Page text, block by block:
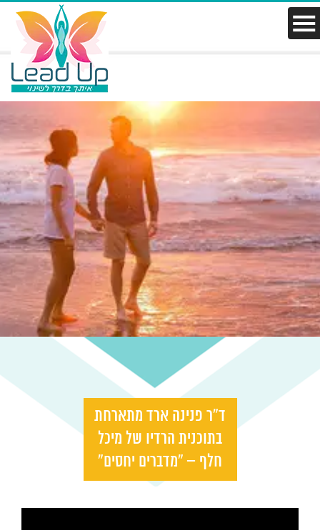
ד”ר פנינה ארד מתארחת
בתוכנית הרדיו של מיכל
חלף – “מדברים יחסים”